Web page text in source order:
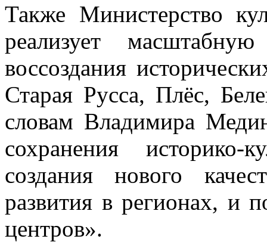
Также Министерство
реализует
воссоздания
Старая Русса, Плёс,
словам Владимира
сохранения
создания нового
развития в регионах, и
центров».